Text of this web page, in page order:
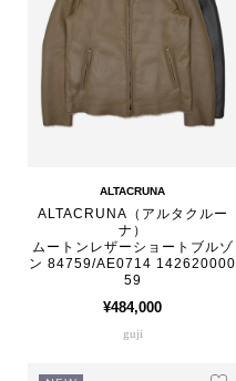
ALTACRUNA
ALTACRUNA（アルタクルー
ナ）
ムートンレザーショートブルゾ
ン 84759/AE0714 142620000
59
¥484,000
guji